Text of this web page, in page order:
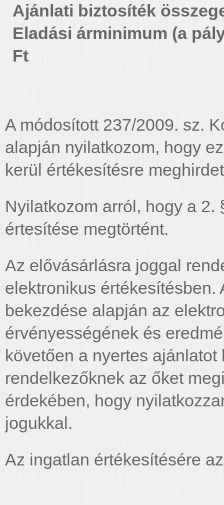
Ajánlati biztosíték
Eladási árminimum (a
Ft
A módosított 237/2009. sz.
alapján nyilatkozom, hogy
kerül értékesítésre
Nyilatkozom arról, hogy a
értesítése megtörtént.
Az elővásárlásra joggal
elektronikus értékesítésben.
bekezdése alapján az
érvényességének és
követően a nyertes
rendelkezőknek az őket
érdekében, hogy
jogukkal.
Az ingatlan értékesítésére